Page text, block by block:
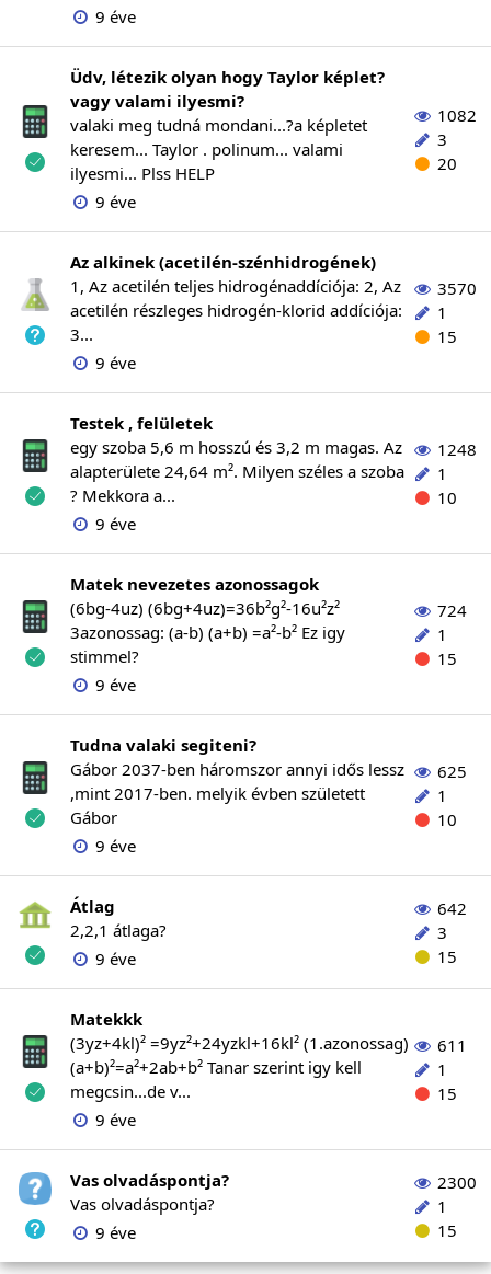
9 éve
Üdv, létezik olyan hogy Taylor képlet?
vagy valami ilyesmi?
valaki meg tudná mondani...?a képletet
keresem... Taylor . polinum... valami
ilyesmi... Plss HELP
9 éve
1082
3
20
Az alkinek (acetilén-szénhidrogének)
1, Az acetilén teljes hidrogénaddíciója: 2, Az
acetilén részleges hidrogén-klorid addíciója:
3...
9 éve
3570
1
15
Testek , felületek
egy szoba 5,6 m hosszú és 3,2 m magas. Az
alapterülete 24,64 m². Milyen széles a szoba
? Mekkora a...
9 éve
1248
1
10
Matek nevezetes azonossagok
(6bg-4uz) (6bg+4uz)=36b²g²-16u²z²
3azonossag: (a-b) (a+b) =a²-b² Ez igy
stimmel?
9 éve
724
1
15
Tudna valaki segiteni?
Gábor 2037-ben háromszor annyi idős lessz
,mint 2017-ben. melyik évben született
Gábor
9 éve
625
1
10
Átlag
2,2,1 átlaga?
9 éve
642
3
15
Matekkk
(3yz+4kl)² =9yz²+24yzkl+16kl² (1.azonossag)
(a+b)²=a²+2ab+b² Tanar szerint igy kell
megcsin...de v...
9 éve
611
1
15
Vas olvadáspontja?
Vas olvadáspontja?
9 éve
2300
1
15